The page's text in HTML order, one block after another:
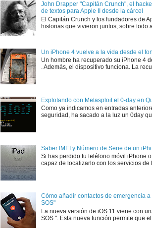
John Drapper "Capitán Crunch", el
de textos para Apple II desde la cárcel
El Capitán Crunch y los fundadores de
historias que vivieron juntos, sobre todo
Un iPhone 4 vuelve a la vida desde el
Un hombre ha recuperado su iPhone 4
. Además, el dispositivo funciona. La
Explotando con Metasploit el 0-day en
Como ya indicamos en entradas
seguridad, ha sacado a la luz un 0day
Saber IMEI y Número de Serie de un
Si has perdido tu teléfono móvil iPhone
capaz de localizarlo con los servicios de
Cómo añadir contactos de emergencia
SOS"
La nueva versión de iOS 11 viene con
SOS ". Esta nueva función permite que el